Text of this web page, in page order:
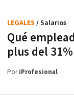
Qué
plus del 31%
LEGALES / Salarios
PoriProfesional